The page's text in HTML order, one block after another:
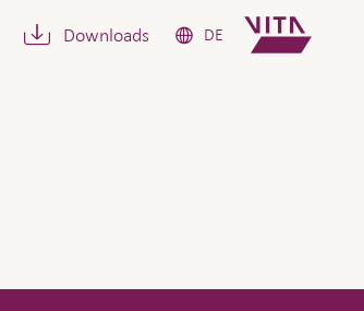
Downloads DE